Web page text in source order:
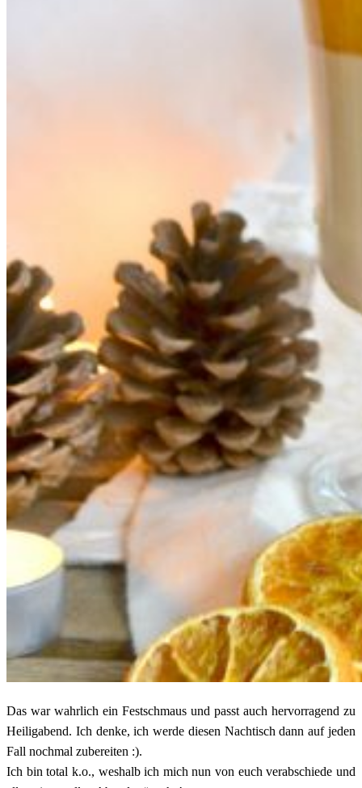
Das war wahrlich ein Festschmaus und passt auch hervorragend zu
Heiligabend. Ich denke, ich werde diesen Nachtisch dann auf jeden
Fall nochmal zubereiten :).
Ich bin total k.o., weshalb ich mich nun von euch verabschiede und